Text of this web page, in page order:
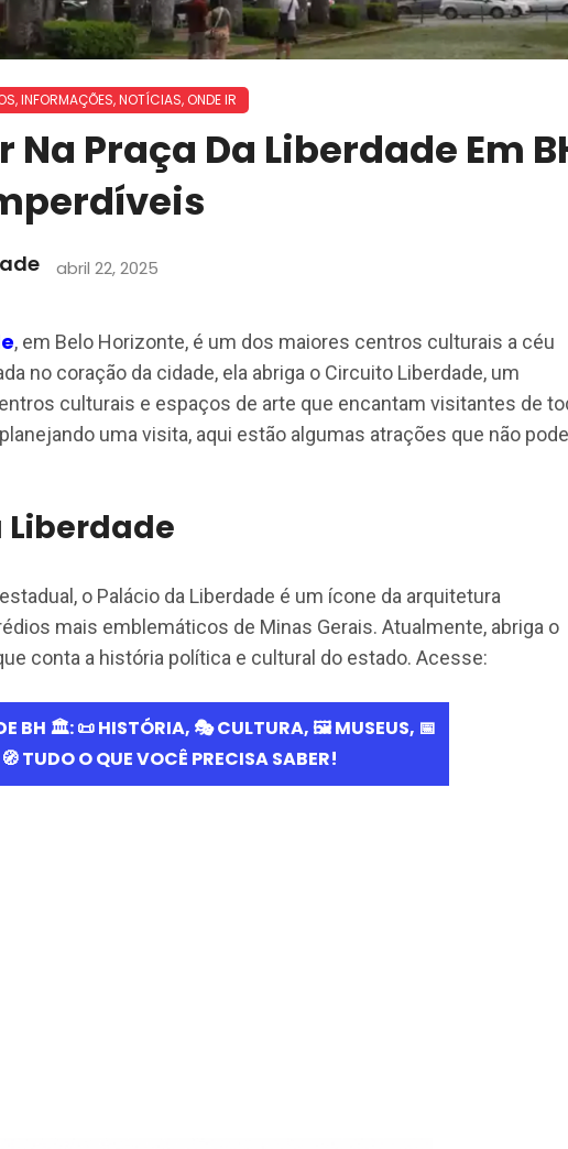
,INFORMAÇÕES,NOTÍCIAS, ONDE IR
Na Praça Da Liberdade Em
abril 22, 2025
, em Belo Horizonte, é um dos maiores centros culturais a céu
no coração da cidade, ela abriga o Circuito Liberdade, um
culturais e espaços de arte que encantam visitantes de
uma visita, aqui estão algumas atrações que não
o Palácio da Liberdade é um ícone da arquitetura
mais emblemáticos de Minas Gerais. Atualmente, abriga o
conta a história política e cultural do estado.​ Acesse: